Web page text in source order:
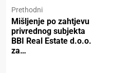
Prethodni
Mišljenje po zahtjevu
privrednog subjekta
BBI Real Estate d.o.o.
za…